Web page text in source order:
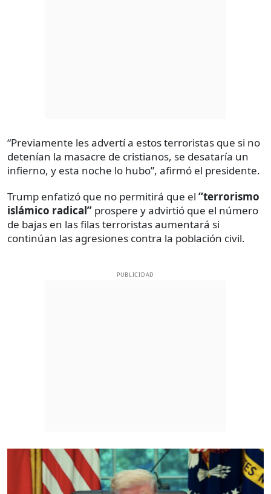
“Previamente les advertí a estos terroristas que si no
detenían la masacre de cristianos, se desataría un
infierno, y esta noche lo hubo”, afirmó el presidente.
Trump enfatizó que no permitirá que el “terrorismo
islámico radical” prospere y advirtió que el número
de bajas en las filas terroristas aumentará si
continúan las agresiones contra la población civil.
PUBLICIDAD